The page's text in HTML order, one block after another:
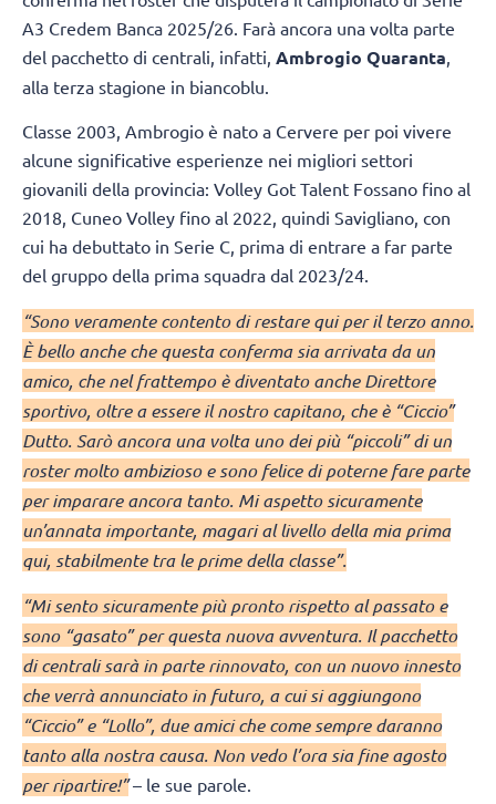
A3 Credem Banca 2025/26. Farà ancora una volta parte
del pacchetto di centrali, infatti, Ambrogio Quaranta,
alla terza stagione in biancoblu.
Classe 2003, Ambrogio è nato a Cervere per poi vivere
alcune significative esperienze nei migliori settori
giovanili della provincia: Volley Got Talent Fossano fino al
2018, Cuneo Volley fino al 2022, quindi Savigliano, con
cui ha debuttato in Serie C, prima di entrare a far parte
del gruppo della prima squadra dal 2023/24.
“Sono veramente contento di restare qui per il terzo anno.
È bello anche che questa conferma sia arrivata da un
amico, che nel frattempo è diventato anche Direttore
sportivo, oltre a essere il nostro capitano, che è “Ciccio”
Dutto. Sarò ancora una volta uno dei più “piccoli” di un
roster molto ambizioso e sono felice di poterne fare parte
per imparare ancora tanto. Mi aspetto sicuramente
un’annata importante, magari al livello della mia prima
qui, stabilmente tra le prime della classe”.
“Mi sento sicuramente più pronto rispetto al passato e
sono “gasato” per questa nuova avventura. Il pacchetto
di centrali sarà in parte rinnovato, con un nuovo innesto
che verrà annunciato in futuro, a cui si aggiungono
“Ciccio” e “Lollo”, due amici che come sempre daranno
tanto alla nostra causa. Non vedo l’ora sia fine agosto
per ripartire!”– le sue parole.